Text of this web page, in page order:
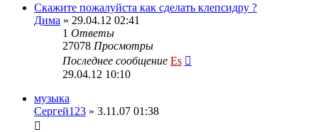
Скажите пожалуйста как сделать клепсидру ?
Дима » 29.04.12 02:41
1 Ответы
27078 Просмотры
Последнее сообщение Es
29.04.12 10:10
музыка
Сергей123 » 3.11.07 01:38